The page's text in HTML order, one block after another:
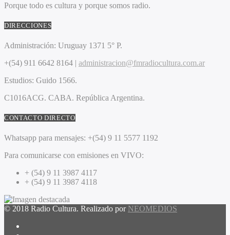
Porque todo es cultura y porque somos radio.
DIRECCIONES
Administración: Uruguay 1371 5° P.
+(54) 911 6642 8164 | administracion@fmradiocultura.com.ar
Estudios: Guido 1566.
C1016ACG. CABA. República Argentina.
CONTACTO DIRECTO
Whatsapp para mensajes: +(54) 9 11 5577 1192
Para comunicarse con emisiones en VIVO:
+ (54) 9 11 3987 4117
+ (54) 9 11 3987 4118
© 2018 Radio Cultura. Realizado por NEOMEDIOS